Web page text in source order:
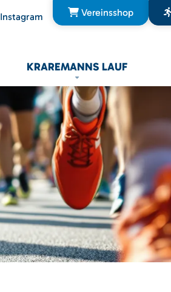
Instagram Vereinsshop
KRAREMANNS LAUF